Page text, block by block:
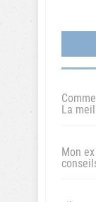
La
Mon